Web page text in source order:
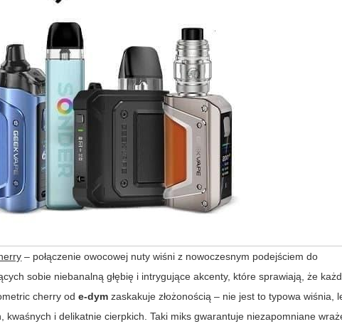
– połączenie owocowej nuty wiśni z nowoczesnym podejściem do
sobie niebanalną głębię i intrygujące akcenty, które sprawiają, że
cherry ode-dym zaskakuje złożonością – nie jest to typowa wiśnia,
kwaśnych i delikatnie cierpkich. Taki miks gwarantuje niezapomniane